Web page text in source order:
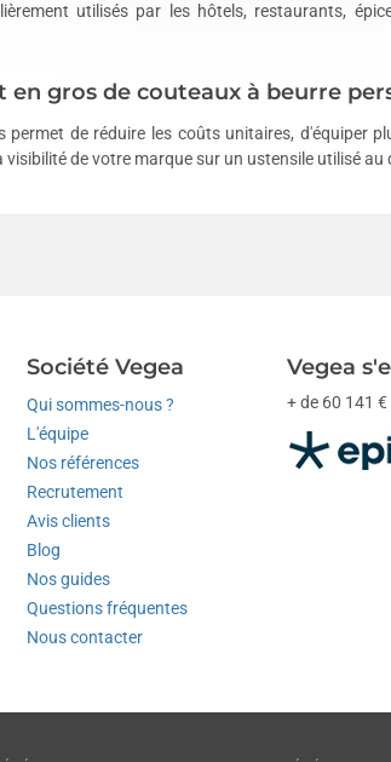
utilisés par les hôtels, restaurants,
gros de couteaux à beurre
permet de réduire les coûts unitaires, d'équiper
de votre marque sur un ustensile utilisé au
Société Vegea
Qui sommes-nous ?
L'équipe
Nos références
Recrutement
Avis clients
Blog
Nos guides
Questions fréquentes
Nous contacter
Vegea
+ de 60 141